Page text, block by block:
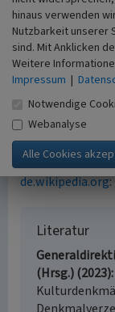
Legionslagers
Der Drususstein
neben dem
Bauwerken, die
Internet
www.festung-
16.03.2015)
de.wikipedia.org
Literatur
(Hrsg.) (2023)
hinaus verwenden
Nutzbarkeit unserer
sind. Mit Anklicken
Weitere
Impressum |
Notwendige
Webanalyse